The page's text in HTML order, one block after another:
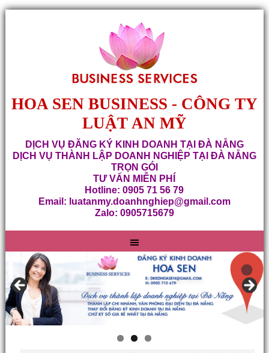
HOA SEN BUSINESS - CÔNG TY
LUẬT AN MỸ
DỊCH VỤ ĐĂNG KÝ KINH DOANH TẠI ĐÀ NẴNG
DỊCH VỤ THÀNH LẬP DOANH NGHIỆP TẠI ĐÀ NẴNG
TRỌN GÓI
TƯ VẤN MIỄN PHÍ
Hotline: 0905 71 56 79
Email: luatanmy.doanhnghiep@gmail.com
Zalo: 0905715679